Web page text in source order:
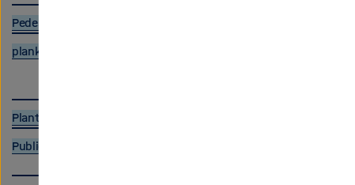
Pedestrian Dynamics Data Archive
plankton*net
Plant Biotechnology Information Primary Database
Public-data DESY